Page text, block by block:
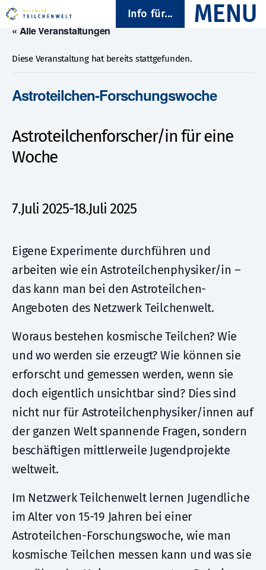
Info für...
« Alle Veranstaltungen
Diese Veranstaltung hat bereits stattgefunden.
Astroteilchen-Forschungswoche
Astroteilchenforscher/in für eine
Woche
7.Juli 2025-18.Juli 2025
Eigene Experimente durchführen und
arbeiten wie ein Astroteilchenphysiker/in –
das kann man bei den Astroteilchen-
Angeboten des Netzwerk Teilchenwelt.
Woraus bestehen kosmische Teilchen? Wie
und wo werden sie erzeugt? Wie können sie
erforscht und gemessen werden, wenn sie
doch eigentlich unsichtbar sind? Dies sind
nicht nur für Astroteilchenphysiker/innen auf
der ganzen Welt spannende Fragen, sondern
beschäftigen mittlerweile Jugendprojekte
weltweit.
Im Netzwerk Teilchenwelt lernen Jugendliche
im Alter von 15-19 Jahren bei einer
Astroteilchen-Forschungswoche, wie man
kosmische Teilchen messen kann und was sie